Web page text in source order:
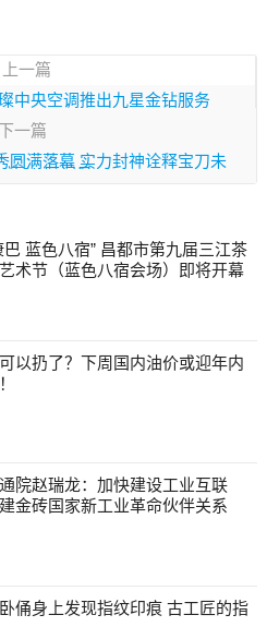
上一篇
中央空调推出九星金钻服务
下一篇
圆满落幕 实力封神诠释宝刀未
站3/1厦门见
巴 蓝色八宿” 昌都市第九届三江茶
术节（蓝色八宿会场）即将开幕
以扔了？下周国内油价或迎年内
院赵瑞龙：加快建设工业互联
金砖国家新工业革命伙伴关系
俑身上发现指纹印痕 古工匠的指